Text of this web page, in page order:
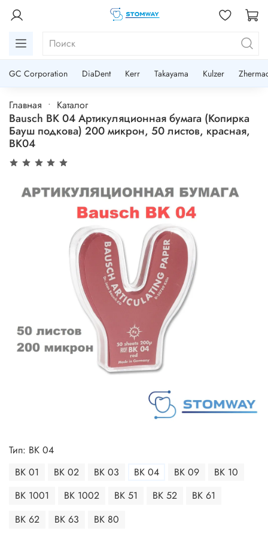
GC Corporation DiaDent Kerr Takayama Kulzer
Главная Каталог
Bausch BK 04 Артикуляционная бумага (Копирка
Бауш подкова) 200 микрон, 50 листов, красная,
BK04
Тип: BK 04
BK 01
BK 02 BK 03 BK 04 BK 09
BK 10
BK 1001
BK 1002 BK 51 BK 52
BK 61
BK 62
BK 63 BK 80